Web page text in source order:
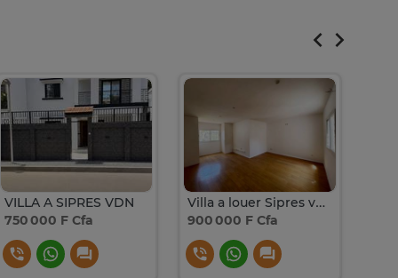
VILLA A SIPRES VDN
750 000 F Cfa
Villa a louer Sipres vdn
900 000 F Cfa